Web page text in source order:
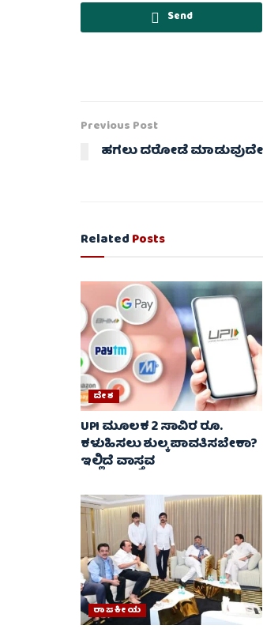
Send
Previous Post
ಹಗಲು ದರೋಡೆ ಮಾಡುವುದೇ
RelatedPosts
ದೇಶ
UPI ಮೂಲಕ 2 ಸಾವಿರ ರೂ.
ಕಳುಹಿಸಲು ಶುಲ್ಕ ಪಾವತಿಸಬೇಕಾ?
ಇಲ್ಲಿದೆ ವಾಸ್ತವ
ರಾಜಕೀಯ